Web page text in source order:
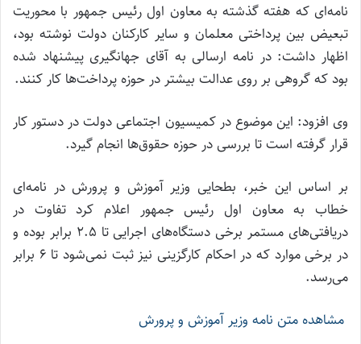
نامه‌ای که هفته گذشته به معاون اول رئیس جمهور با محوریت
تبعیض بین پرداختی معلمان و سایر کارکنان دولت نوشته بود،
اظهار داشت: در نامه‌ ارسالی به آقای جهانگیری پیشنهاد شده
بود که گروهی بر روی عدالت بیشتر در حوزه پرداخت‌ها کار کنند.
وی افزود: این موضوع در کمیسیون اجتماعی دولت در دستور کار
قرار گرفته است تا بررسی در حوزه حقوق‌ها انجام گیرد.
بر اساس این خبر،‌ بطحایی وزیر آموزش و پرورش در نامه‌ای
خطاب به معاون اول رئیس جمهور اعلام کرد تفاوت در
دریافتی‌های مستمر برخی دستگاه‌های اجرایی تا 2.5 برابر بوده و
در برخی موارد که در احکام کارگزینی نیز ثبت نمی‌شود تا 6 برابر
می‌رسد.
مشاهده متن نامه وزیر آموزش و پرورش